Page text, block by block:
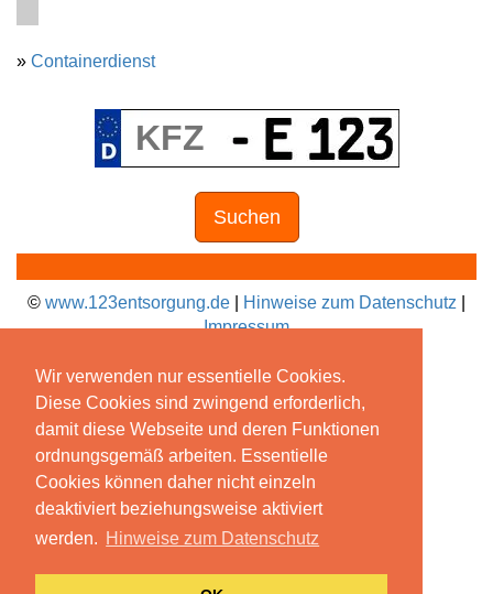
Wir verwenden nur essentielle Cookies.
Diese Cookies sind zwingend erforderlich,
damit diese Webseite und deren Funktionen
ordnungsgemäß arbeiten. Essentielle
Cookies können daher nicht einzeln
deaktiviert beziehungsweise aktiviert
werden. Hinweise zum Datenschutz
» Containerdienst
Suchen
© www.123entsorgung.de Hinweise zum Datenschutz
Impressum